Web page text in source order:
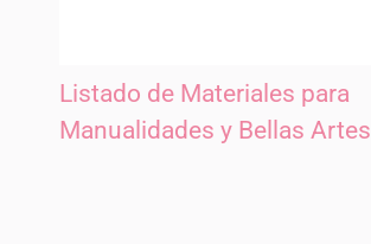
Listado de Materiales para
Manualidades y Bellas Artes